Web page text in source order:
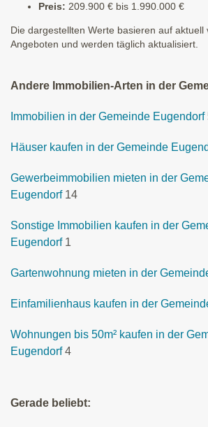
Preis: 209.900 € bis 1.990.000 €
Die dargestellten Werte basieren auf aktuell
Angeboten und werden täglich aktualisiert.
Andere Immobilien-Arten in der
Immobilien in der Gemeinde Eugendorf
Häuser kaufen in der Gemeinde
Gewerbeimmobilien mieten in der
Eugendorf 14
Sonstige Immobilien kaufen in der
Eugendorf 1
Gartenwohnung mieten in der
Einfamilienhaus kaufen in der
Wohnungen bis 50m² kaufen in der
Eugendorf 4
Gerade beliebt: